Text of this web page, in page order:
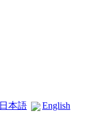
日本語 English